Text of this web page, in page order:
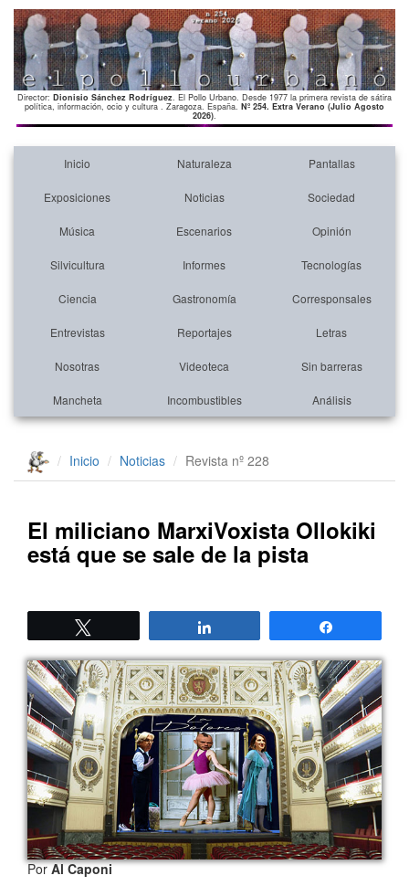
Director: Dionisio Sánchez Rodríguez. El Pollo Urbano. Desde 1977 la primera revista de sátira
política, información, ocio y cultura . Zaragoza. España. Nº 254. Extra Verano (Julio Agosto
2026).
Inicio Naturaleza Pantallas
Exposiciones Noticias Sociedad
Música Escenarios Opinión
Silvicultura Informes Tecnologías
Ciencia Gastronomía Corresponsales
Entrevistas Reportajes Letras
Nosotras Videoteca Sin barreras
Mancheta Incombustibles Análisis
Inicio Noticias Revista nº 228
El miliciano MarxiVoxista Ollokiki
está que se sale de la pista
PorAl Caponi